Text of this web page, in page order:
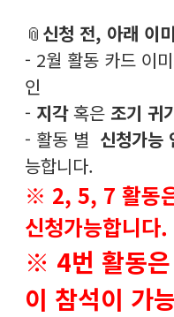
📎 신청 전, 아래 이
- 2월 활동 카드 이
인
- 지각혹은 조기 귀
- 활동 별 신청가능
능합니다.
※ 2, 5, 7 활동
신청가능합니다.
※ 4번 활동은
이 참석이 가